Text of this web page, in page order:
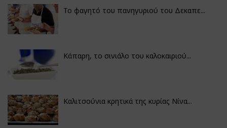
Το φαγητό του πανηγυριού του Δεκαπε...
Κάπαρη, το σινιάλο του καλοκαιριού...
Καλιτσούνια κρητικά της κυρίας Νίνα...